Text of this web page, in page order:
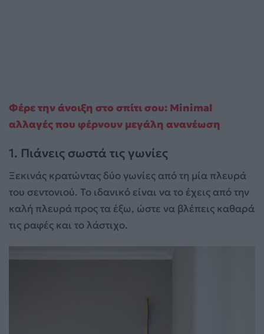
Φέρε την άνοιξη στο σπίτι σου: Minimal
αλλαγές που φέρνουν μεγάλη ανανέωση
1. Πιάνεις σωστά τις γωνίες
Ξεκινάς κρατώντας δύο γωνίες από τη μία πλευρά
του σεντονιού. Το ιδανικό είναι να το έχεις από την
καλή πλευρά προς τα έξω, ώστε να βλέπεις καθαρά
τις ραφές και το λάστιχο.